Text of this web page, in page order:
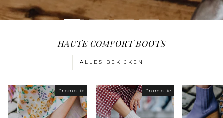
HAUTE COMFORT BOOTS
ALLES BEKIJKEN
Promotie Promotie